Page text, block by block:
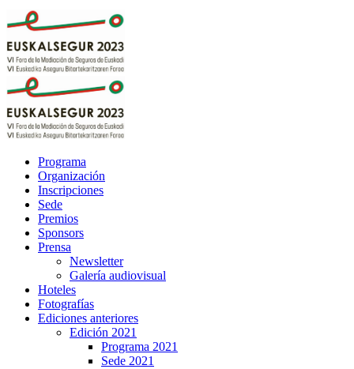
Programa
Organización
Inscripciones
Sede
Premios
Sponsors
Prensa
Newsletter
Galería audiovisual
Hoteles
Fotografías
Ediciones anteriores
Edición 2021
Programa 2021
Sede 2021